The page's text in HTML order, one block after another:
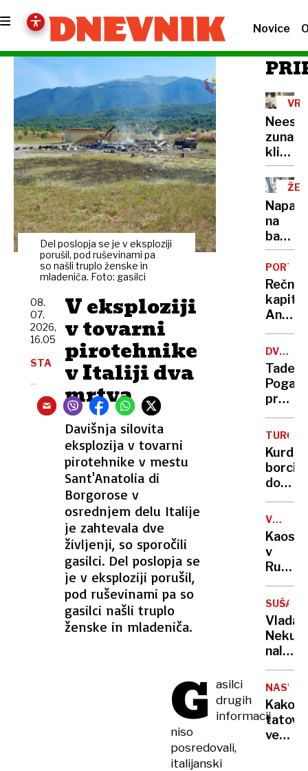
Novice
Del poslopja se je v eksploziji
porušil, pod ruševinami pa
so našli truplo ženske in
mladeniča. Foto: gasilci
V eksploziji
v tovarni
pirotehnike
v Italiji dva
mrtva
Davišnja silovita
eksplozija v tovarni
pirotehnike v mestu
Sant'Anatolia di
Borgorose v
osrednjem delu Italije
je zahtevala dve
življenji, so sporočili
gasilci. Del poslopja se
je v eksploziji porušil,
pod ruševinami pa so
gasilci našli truplo
ženske in mladeniča.
08.
07.
2026,
16.05
STA
G asilci
drugih
informacij
niso
posredovali,
italijanski
ŽE
Napadi
na
veliko
škodo
že
sama
Rečni
Anže
Logar
izdelal
prvo
in
edino
leseno
barko
za
TOUR-
VUELTA
Tadej
pred
ki ga
je v
le en
TURČIJA
borci
VOJNA
V
Kaos
v
Rusiji:
ženske
začele
vojno
za
bivših"
SUŠA
Vlada
Neku
v
vsaj
Kako
tatovi
vedo,